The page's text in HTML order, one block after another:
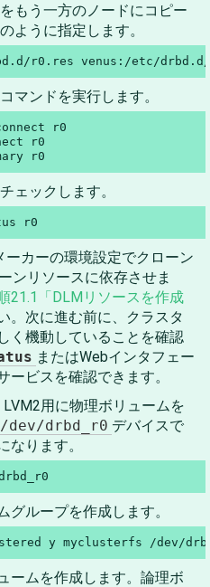
もう一方のノードにコピー
ように指定します。
r0.res venus:/etc/drbd.d/
マンドを実行します。
r0
ェックします。
r0
カーの環境設定でクローン
ンリソースに依存させま
21.1「DLMリソースを作成
。次に進む前に、クラスタ
く機動していることを確認
またはWebインタフェー
ービスを確認できます。
用に物理ボリュームを
/dev/drbd_r0 デバイスで
なります。
グループを作成します。
y myclusterfs /dev/
ームを作成します。論理ボ